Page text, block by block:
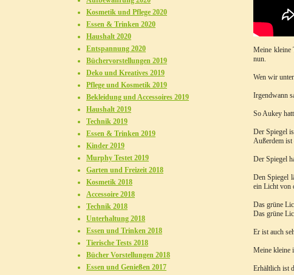
Meine kleine
nun.
Wen wir
Irgendwann
So Aukey
Der Spiegel
Außerdem ist
Der Spiegel
Den Spiegel
ein Licht von
Das grüne
Das grüne
Er ist auch
Meine kleine
Erhältlich ist
Kosmetik und Pflege 2020
Essen & Trinken 2020
Haushalt 2020
Entspannung 2020
Büchervorstellungen 2019
Deko und Kreatives 2019
Pflege und Kosmetik 2019
Bekleidung und Accessoires 2019
Haushalt 2019
Technik 2019
Essen & Trinken 2019
Kinder 2019
Murphy Testet 2019
Garten und Freizeit 2018
Kosmetik 2018
Accessoire 2018
Technik 2018
Unterhaltung 2018
Essen und Trinken 2018
Tierische Tests 2018
Bücher Vorstellungen 2018
Essen und Genießen 2017